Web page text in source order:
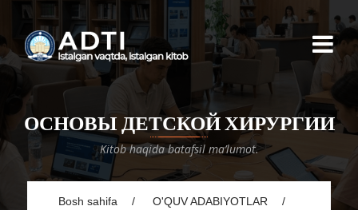
ОСНОВЫ ДЕТСКОЙ ХИРУРГИИ
Kitob haqida batafsil ma’lumot.
Bosh sahifa
O'QUV ADABIYOTLAR